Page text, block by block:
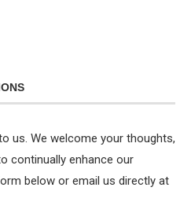
us. We welcome your thoughts,
continually enhance our
below or email us directly at